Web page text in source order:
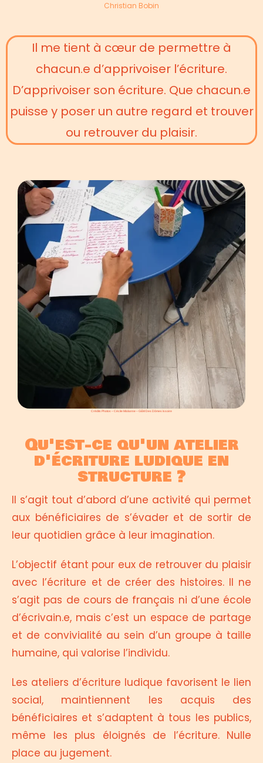
Christian Bobin
Il me tient à cœur de permettre à
chacun.e d’apprivoiser l’écriture.
D’apprivoiser son écriture. Que chacun.e
puisse y poser un autre regard et trouver
ou retrouver du plaisir.
Crédits Photos – Cécile Miolanne – GEM Des Dômes Issoire
Qu'est-ce qu'un atelier
d'écriture ludique en
structure ?
Il s’agit tout d’abord d’une activité qui permet
aux bénéficiaires de s’évader et de sortir de
leur quotidien grâce à leur imagination.
L’objectif étant pour eux de retrouver du plaisir
avec l’écriture et de créer des histoires. Il ne
s’agit pas de cours de français ni d’une école
d’écrivain.e, mais c’est un espace de partage
et de convivialité au sein d’un groupe à taille
humaine, qui valorise l’individu.
Les ateliers d’écriture ludique favorisent le lien
social, maintiennent les acquis des
bénéficiaires et s’adaptent à tous les publics,
même les plus éloignés de l’écriture. Nulle
place au jugement.